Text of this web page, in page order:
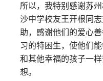
所以，我特别感谢苏
沙中学校友王开根同
助，感谢他们的爱心
习的特困生，使他们
和其他幸福的孩子一
想。